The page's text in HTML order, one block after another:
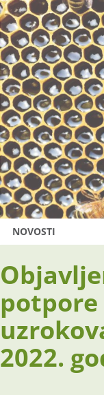
NOVOSTI
2022.